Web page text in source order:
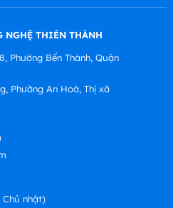
NGHỆ THIÊN THÀNH
Phường Bến Thành, Quận
Phường An Hoà, Thị xã
Chủ nhật)